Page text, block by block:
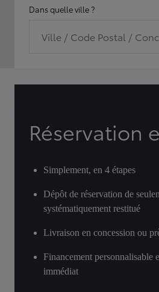
Dans quelle ville ?
Ville / Code Postal /
Réservation
Simplement, en 4 étapes
Dépôt de réservation de
systématiquement restitué
Livraison en concession ou
Financement personnalisable
immédiat